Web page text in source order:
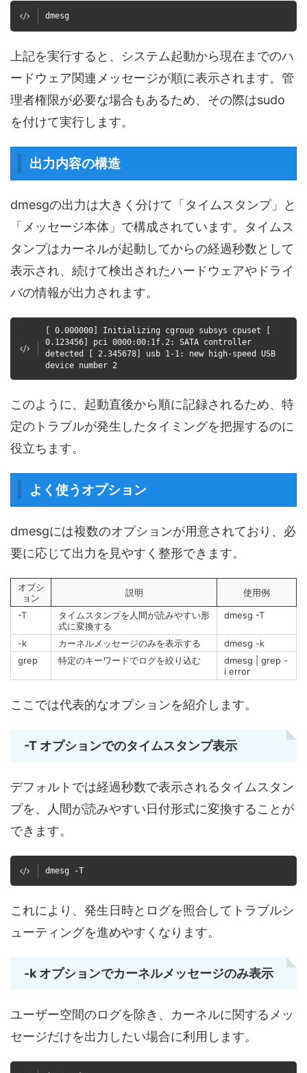
dmesg
上記を実行すると、システム起動から現在までのハ
ードウェア関連メッセージが順に表示されます。管
理者権限が必要な場合もあるため、その際はsudo
を付けて実行します。
出力内容の構造
dmesgの出力は大きく分けて「タイムスタンプ」と
「メッセージ本体」で構成されています。タイムス
タンプはカーネルが起動してからの経過秒数として
表示され、続けて検出されたハードウェアやドライ
バの情報が出力されます。
[ 0.000000] Initializing cgroup subsys cpuset [
0.123456] pci 0000:00:1f.2: SATA controller
detected [ 2.345678] usb 1-1: new high-speed USB
device number 2
このように、起動直後から順に記録されるため、特
定のトラブルが発生したタイミングを把握するのに
役立ちます。
よく使うオプション
dmesgには複数のオプションが用意されており、必
要に応じて出力を見やすく整形できます。
オプシ
ョン
説明 使用例
-T
タイムスタンプを人間が読みやすい形
式に変換する
dmesg -T
-k カーネルメッセージのみを表示する
dmesg -k
grep
特定のキーワードでログを絞り込む
dmesg | grep -
i error
ここでは代表的なオプションを紹介します。
-T オプションでのタイムスタンプ表示
デフォルトでは経過秒数で表示されるタイムスタン
プを、人間が読みやすい日付形式に変換することが
できます。
dmesg -T
これにより、発生日時とログを照合してトラブルシ
ューティングを進めやすくなります。
-k オプションでカーネルメッセージのみ表示
ユーザー空間のログを除き、カーネルに関するメッ
セージだけを出力したい場合に利用します。